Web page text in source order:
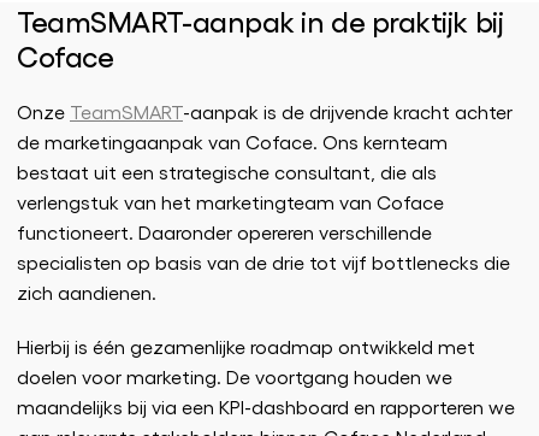
TeamSMART-aanpak in de praktijk bij
Coface
Onze TeamSMART-aanpak is de drijvende kracht achter
de marketingaanpak van Coface. Ons kernteam
bestaat uit een strategische consultant, die als
verlengstuk van het marketingteam van Coface
functioneert. Daaronder opereren verschillende
specialisten op basis van de drie tot vijf bottlenecks die
zich aandienen.
Hierbij is één gezamenlijke roadmap ontwikkeld met
doelen voor marketing. De voortgang houden we
maandelijks bij via een KPI-dashboard en rapporteren we